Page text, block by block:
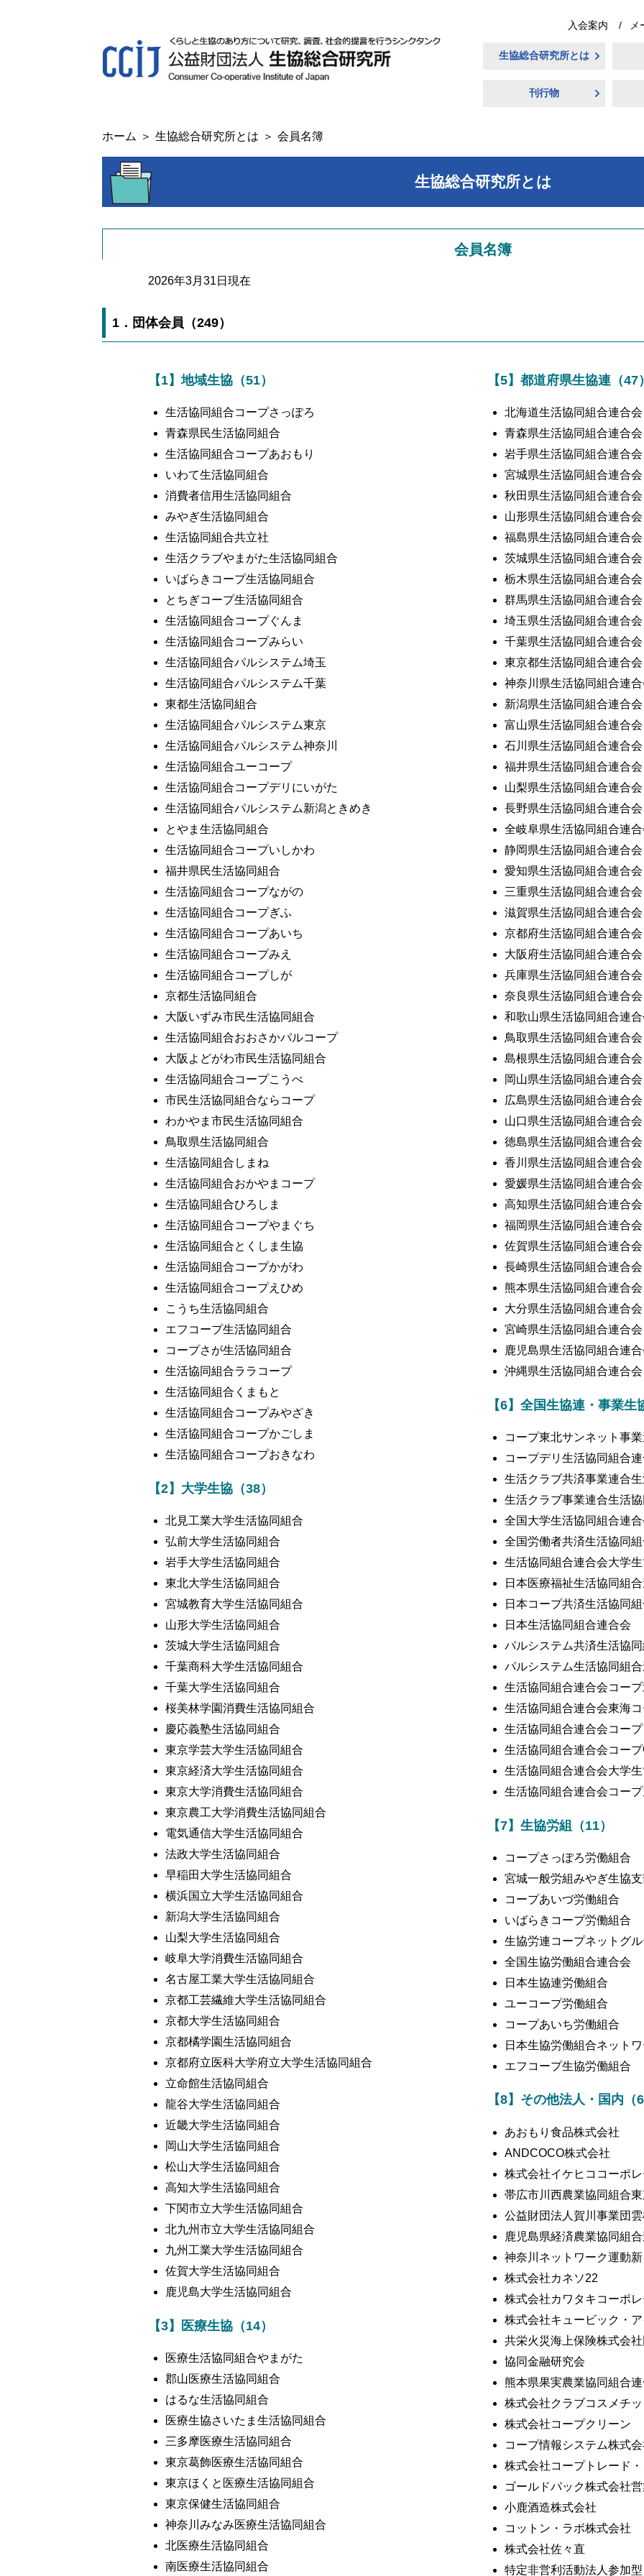
入会案内
生協総合研究所とは
刊行物
ホーム 生協総合研究所とは 会員名簿
生協総合研究所とは
会員名簿
2026年3月31日現在
1．団体会員（249）
【1】地域生協（51）
生活協同組合コープさっぽろ
青森県民生活協同組合
生活協同組合コープあおもり
いわて生活協同組合
消費者信用生活協同組合
みやぎ生活協同組合
生活協同組合共立社
生活クラブやまがた生活協同組合
いばらきコープ生活協同組合
とちぎコープ生活協同組合
生活協同組合コープぐんま
生活協同組合コープみらい
生活協同組合パルシステム埼玉
生活協同組合パルシステム千葉
東都生活協同組合
生活協同組合パルシステム東京
生活協同組合パルシステム神奈川
生活協同組合ユーコープ
生活協同組合コープデリにいがた
生活協同組合パルシステム新潟ときめき
とやま生活協同組合
生活協同組合コープいしかわ
福井県民生活協同組合
生活協同組合コープながの
生活協同組合コープぎふ
生活協同組合コープあいち
生活協同組合コープみえ
生活協同組合コープしが
京都生活協同組合
大阪いずみ市民生活協同組合
生活協同組合おおさかパルコープ
大阪よどがわ市民生活協同組合
生活協同組合コープこうべ
市民生活協同組合ならコープ
わかやま市民生活協同組合
鳥取県生活協同組合
生活協同組合しまね
生活協同組合おかやまコープ
生活協同組合ひろしま
生活協同組合コープやまぐち
生活協同組合とくしま生協
生活協同組合コープかがわ
生活協同組合コープえひめ
こうち生活協同組合
エフコープ生活協同組合
コープさが生活協同組合
生活協同組合ララコープ
生活協同組合くまもと
生活協同組合コープみやざき
生活協同組合コープかごしま
生活協同組合コープおきなわ
【2】大学生協（38）
北見工業大学生活協同組合
弘前大学生活協同組合
岩手大学生活協同組合
東北大学生活協同組合
宮城教育大学生活協同組合
山形大学生活協同組合
茨城大学生活協同組合
千葉商科大学生活協同組合
千葉大学生活協同組合
桜美林学園消費生活協同組合
慶応義塾生活協同組合
東京学芸大学生活協同組合
東京経済大学生活協同組合
東京大学消費生活協同組合
東京農工大学消費生活協同組合
電気通信大学生活協同組合
法政大学生活協同組合
早稲田大学生活協同組合
横浜国立大学生活協同組合
新潟大学生活協同組合
山梨大学生活協同組合
岐阜大学消費生活協同組合
名古屋工業大学生活協同組合
京都工芸繊維大学生活協同組合
京都大学生活協同組合
京都橘学園生活協同組合
京都府立医科大学府立大学生活協同組合
立命館生活協同組合
龍谷大学生活協同組合
近畿大学生活協同組合
岡山大学生活協同組合
松山大学生活協同組合
高知大学生活協同組合
下関市立大学生活協同組合
北九州市立大学生活協同組合
九州工業大学生活協同組合
佐賀大学生活協同組合
鹿児島大学生活協同組合
【3】医療生協（14）
医療生活協同組合やまがた
郡山医療生活協同組合
はるな生活協同組合
医療生協さいたま生活協同組合
三多摩医療生活協同組合
東京葛飾医療生活協同組合
東京ほくと医療生活協同組合
東京保健生活協同組合
神奈川みなみ医療生活協同組合
北医療生活協同組合
南医療生活協同組合
【5】都道府県生協連（47
北海道生活協同組合連合会
青森県生活協同組合連合会
岩手県生活協同組合連合会
宮城県生活協同組合連合会
秋田県生活協同組合連合会
山形県生活協同組合連合会
福島県生活協同組合連合会
茨城県生活協同組合連合会
栃木県生活協同組合連合会
群馬県生活協同組合連合会
埼玉県生活協同組合連合会
千葉県生活協同組合連合会
東京都生活協同組合連合会
神奈川県生活協同組合連
新潟県生活協同組合連合会
富山県生活協同組合連合会
石川県生活協同組合連合会
福井県生活協同組合連合会
山梨県生活協同組合連合会
長野県生活協同組合連合会
全岐阜県生活協同組合連
静岡県生活協同組合連合会
愛知県生活協同組合連合会
三重県生活協同組合連合会
滋賀県生活協同組合連合会
京都府生活協同組合連合会
大阪府生活協同組合連合会
兵庫県生活協同組合連合会
奈良県生活協同組合連合会
和歌山県生活協同組合連
鳥取県生活協同組合連合会
島根県生活協同組合連合会
岡山県生活協同組合連合会
広島県生活協同組合連合会
山口県生活協同組合連合会
徳島県生活協同組合連合会
香川県生活協同組合連合会
愛媛県生活協同組合連合会
高知県生活協同組合連合会
福岡県生活協同組合連合会
佐賀県生活協同組合連合会
長崎県生活協同組合連合会
熊本県生活協同組合連合会
大分県生活協同組合連合会
宮崎県生活協同組合連合会
鹿児島県生活協同組合連
沖縄県生活協同組合連合会
【6】全国生協連・事業生
コープ東北サンネット事
コープデリ生活協同組合
生活クラブ共済事業連合
生活クラブ事業連合生活
全国大学生活協同組合連
全国労働者共済生活協同
生活協同組合連合会大学
日本医療福祉生活協同組
日本コープ共済生活協同
日本生活協同組合連合会
パルシステム共済生活協
パルシステム生活協同組
生活協同組合連合会コー
生活協同組合連合会東海
生活協同組合連合会コー
生活協同組合連合会コー
生活協同組合連合会大学
生活協同組合連合会コー
【7】生協労組（11）
コープさっぽろ労働組合
宮城一般労組みやぎ生協
コープあいづ労働組合
いばらきコープ労働組合
生協労連コープネットグ
全国生協労働組合連合会
日本生協連労働組合
ユーコープ労働組合
コープあいち労働組合
日本生協労働組合ネット
エフコープ生協労働組合
【8】その他法人・国内（
あおもり食品株式会社
ANDCOCO株式会社
株式会社イケヒココーポ
帯広市川西農業協同組合
公益財団法人賀川事業団
鹿児島県経済農業協同組
神奈川ネットワーク運動
株式会社カネソ22
株式会社カワタキコーポ
株式会社キュービック・
共栄火災海上保険株式会
協同金融研究会
熊本県果実農業協同組合
株式会社クラブコスメチ
株式会社コープクリーン
コープ情報システム株式
株式会社コープトレード
ゴールドパック株式会社
小鹿酒造株式会社
コットン・ラボ株式会社
株式会社佐々直
特定非営利活動法人参加